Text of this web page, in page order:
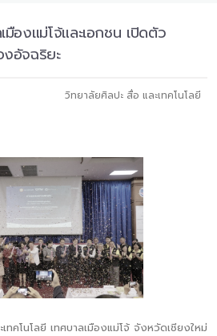
องแม่โจ้และเอกชน เปิดตัว
อัจฉริยะ
วิทยาลัยศิลปะ สื่อ และเทคโนโลยี
โลยี เทศบาลเมืองแม่โจ้ จังหวัดเชียงใหม่